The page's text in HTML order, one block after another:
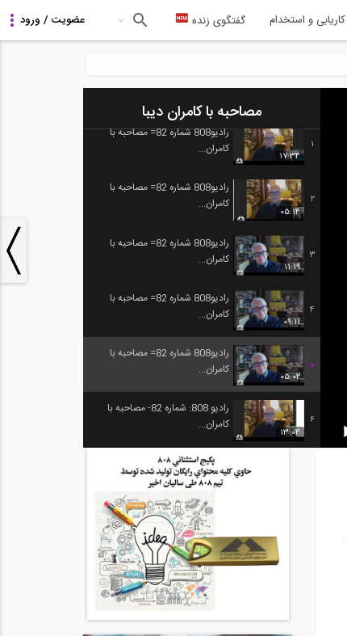
کاریابی و استخدام گفتگوی زنده
مصاحبه با کامران دیبا
1
17:34
رادیو808 شماره 82= مصاحبه با
کامران...
2
05:14
رادیو808 شماره 82= مصاحبه با
کامران...
3
11:19
رادیو808 شماره 82= مصاحبه با
کامران...
4
09:11
رادیو808 شماره 82= مصاحبه با
کامران...
05:02
رادیو808 شماره 82= مصاحبه با
کامران...
6
13:04
رادیو 808: شماره 82- مصاحبه با
کامران...